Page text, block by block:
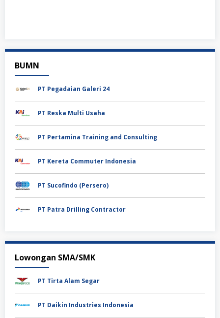
BUMN
PT Pegadaian Galeri 24
PT Reska Multi Usaha
PT Pertamina Training and Consulting
PT Kereta Commuter Indonesia
PT Sucofindo (Persero)
PT Patra Drilling Contractor
Lowongan SMA/SMK
PT Tirta Alam Segar
PT Daikin Industries Indonesia